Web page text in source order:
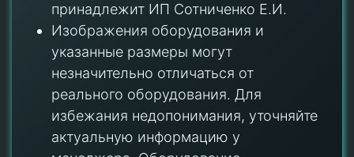
принадлежит ИП Сотниченко Е.И.
Изображения оборудования и
указанные размеры могут
незначительно отличаться от
реального оборудования. Для
избежания недопонимания, уточняйте
актуальную информацию у